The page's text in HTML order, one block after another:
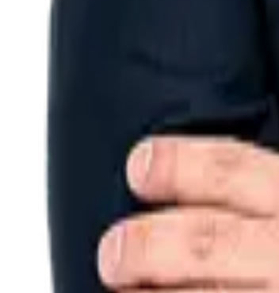
http://lattes.cnpq.br/1461564744966304